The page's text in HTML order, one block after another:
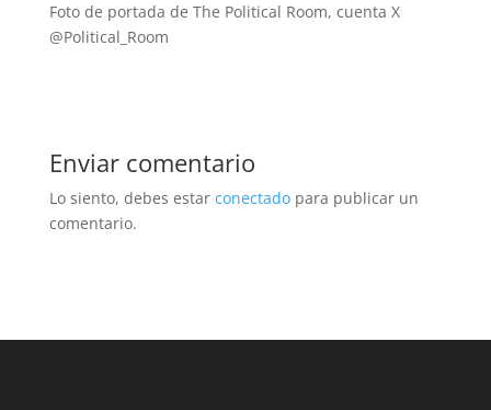
Foto de portada de The Political Room, cuenta X
@Political_Room
Enviar comentario
Lo siento, debes estar conectadopara publicar un
comentario.